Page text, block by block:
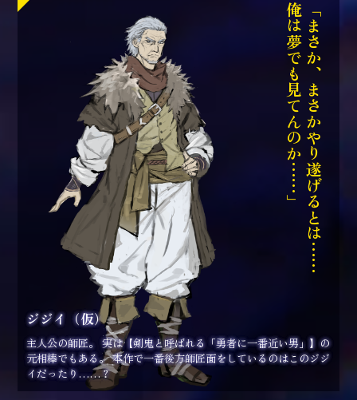
「まさか、まさかやり遂げるとは︙︙
俺は夢でも見てんのか︙︙」
ジジイ（仮）
主人公の師匠。 実は【剣鬼と呼ばれる「勇者に一番近い男」】の
元相棒でもある。 本作で一番後方師匠面をしているのはこのジジ
イだったり……？